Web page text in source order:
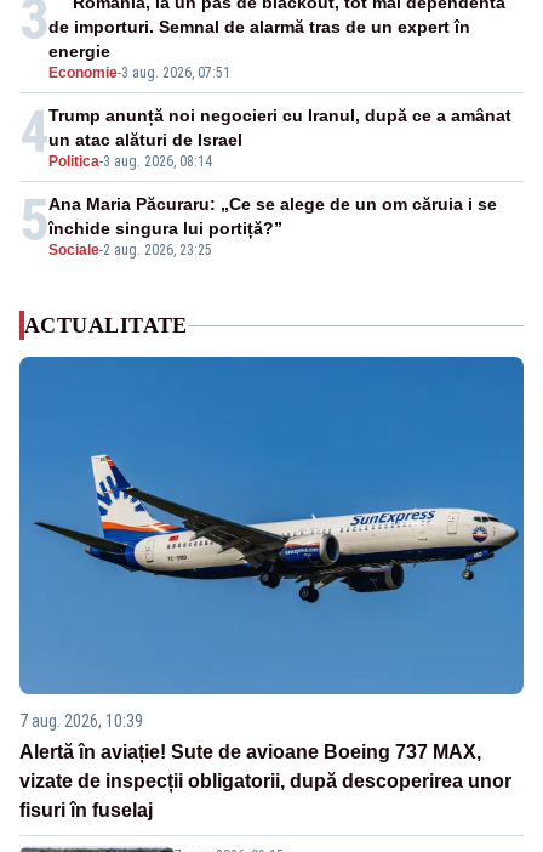
3
Economie-3 aug. 2026, 07:51
de importuri. Semnal de alarmă tras de un expert în
energie
4 Politica-3 aug. 2026, 08:14
Trump anunță noi negocieri cu Iranul, după ce a amânat
un atac alături de Israel
5Sociale-2 aug. 2026, 23:25
Ana Maria Păcuraru: „Ce se alege de un om căruia i se
închide singura lui portiță?”
ACTUALITATE
7 aug. 2026, 10:39
Alertă în aviație! Sute de avioane Boeing 737 MAX,
vizate de inspecții obligatorii, după descoperirea unor
fisuri în fuselaj